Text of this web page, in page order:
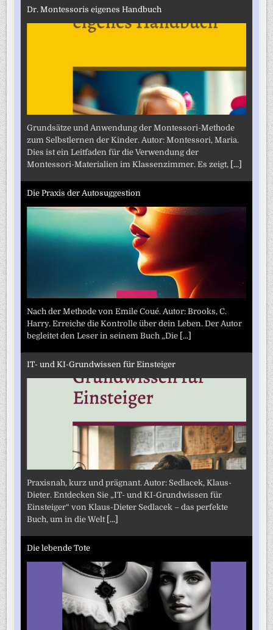
Dr. Montessoris eigenes Handbuch
Grundsätze und Anwendung der Montessori-Methode
zum Selbstlernen der Kinder. Autor: Montessori, Maria.
Dies ist ein Leitfaden für die Verwendung der
Montessori-Materialien im Klassenzimmer. Es zeigt, [...]
Die Praxis der Autosuggestion
Nach der Methode von Emile Coué. Autor: Brooks, C.
Harry. Erreiche die Kontrolle über dein Leben. Der Autor
begleitet den Leser in seinem Buch „Die [...]
IT- und KI-Grundwissen für Einsteiger
Praxisnah, kurz und prägnant. Autor: Sedlacek, Klaus-
Dieter. Entdecken Sie „IT- und KI-Grundwissen für
Einsteiger“ von Klaus-Dieter Sedlacek – das perfekte
Buch, um in die Welt [...]
Die lebende Tote